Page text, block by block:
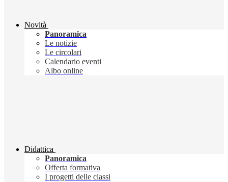
Novità
Panoramica
Le notizie
Le circolari
Calendario eventi
Albo online
Didattica
Panoramica
Offerta formativa
I progetti delle classi